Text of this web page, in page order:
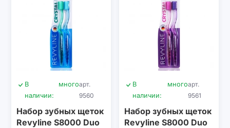
В
наличии:
многоарт.
9560
Набор зубных щеток
Revyline S8000 Duo
В
наличии:
многоарт.
9561
Набор зубных щеток
Revyline S8000 Duo